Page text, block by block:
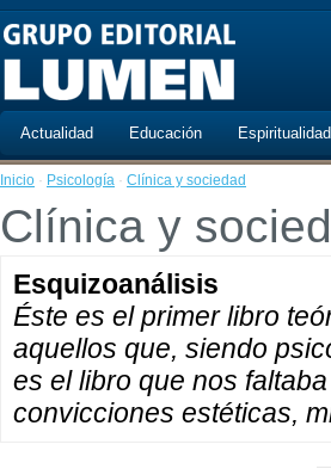
Actualidad Educación Espiritualidad
Inicio · Psicología · Clínica y sociedad
Clínica y
Esquizoanálisis
Éste es el primer libro
aquellos que, siendo
es el libro que nos
convicciones estéticas,